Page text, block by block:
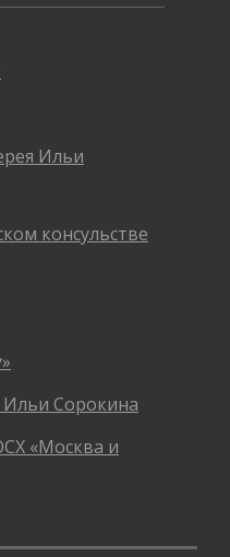
Ильи
консульстве
Ильи Сорокина
«Москва и